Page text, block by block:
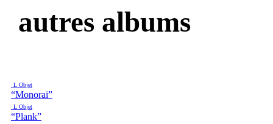
autres albums
L Objet
“Monorai”
L Objet
“Plank”